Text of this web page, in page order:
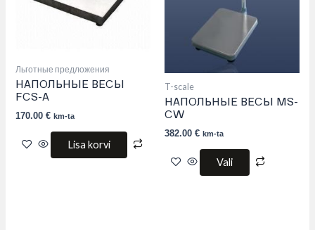
Льготные предложения
НАПОЛЬНЫЕ ВЕСЫ
FCS-A
170.00€ km-ta
Lisa korvi
T-scale
НАПОЛЬНЫЕ ВЕСЫ MS-
CW
382.00 € km-ta
Vali